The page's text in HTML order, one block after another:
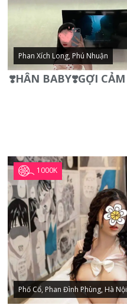
Phan Xích Long, Phú Nhuận
1000K
Phố Cổ, Phan Đình Phùng, Hà Nội